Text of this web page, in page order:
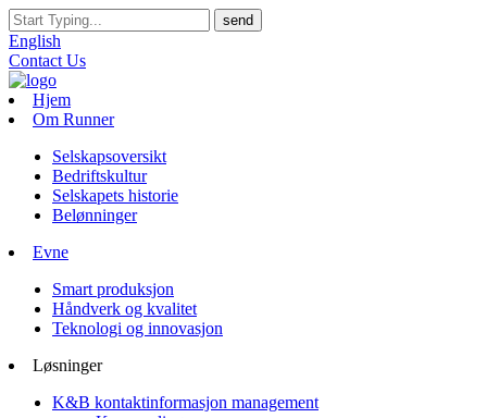
English
Contact Us
Hjem
Om Runner
Selskapsoversikt
Bedriftskultur
Selskapets historie
Belønninger
Evne
Smart produksjon
Håndverk og kvalitet
Teknologi og innovasjon
Løsninger
K&B kontaktinformasjon management